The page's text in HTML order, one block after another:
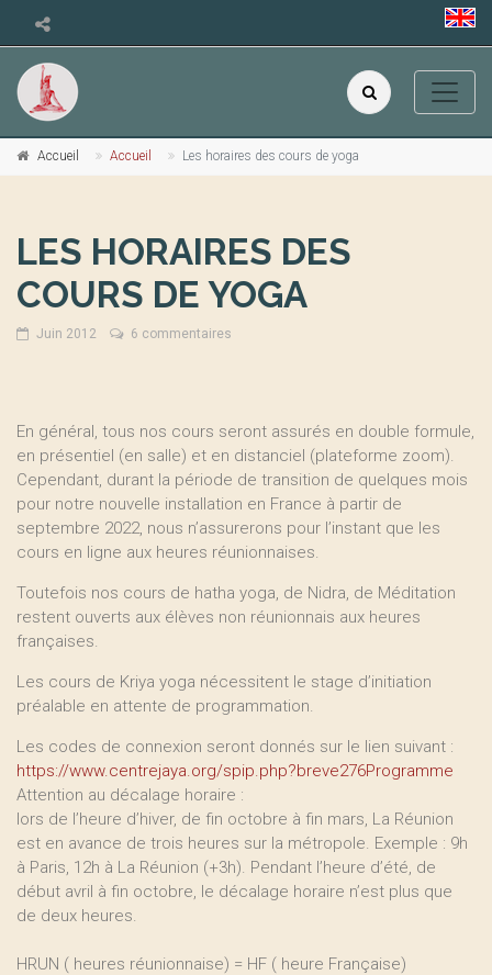
Accueil Accueil Les horaires des cours de yoga
LES HORAIRES DES
COURS DE YOGA
Juin 2012 6 commentaires
En général, tous nos cours seront assurés en double formule,
en présentiel (en salle) et en distanciel (plateforme zoom).
Cependant, durant la période de transition de quelques mois
pour notre nouvelle installation en France à partir de
septembre 2022, nous n’assurerons pour l’instant que les
cours en ligne aux heures réunionnaises.
Toutefois nos cours de hatha yoga, de Nidra, de Méditation
restent ouverts aux élèves non réunionnais aux heures
françaises.
Les cours de Kriya yoga nécessitent le stage d’initiation
préalable en attente de programmation.
Les codes de connexion seront donnés sur le lien suivant :
https://www.centrejaya.org/spip.php?breve276Programme
Attention au décalage horaire :
lors de l’heure d’hiver, de fin octobre à fin mars, La Réunion
est en avance de trois heures sur la métropole. Exemple : 9h
à Paris, 12h à La Réunion (+3h). Pendant l’heure d’été, de
début avril à fin octobre, le décalage horaire n’est plus que
de deux heures.
HRUN ( heures réunionnaise) = HF ( heure Française)